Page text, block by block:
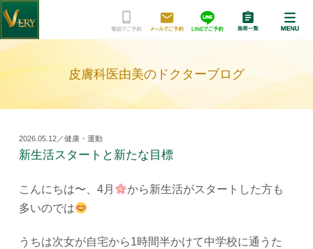
皮膚科医由美のドクターブログ
2026.05.12／健康・運動
新生活スタートと新たな目標
こんにちは〜 4月
から新生活がスタートした方も
多いのでは
うちは次女が自宅から1時間半かけて中学校に通うた